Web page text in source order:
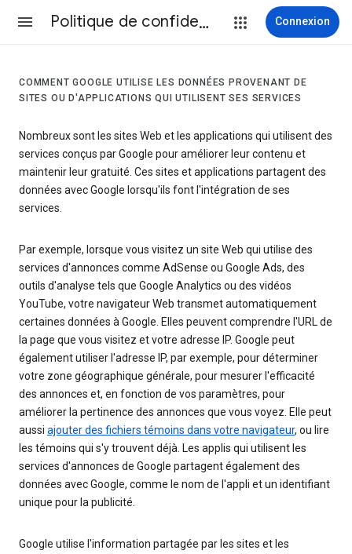
Politique de confidentialité et conditions d’utilisation Connexion
COMMENT GOOGLE UTILISE LES DONNÉES PROVENANT DE
SITES OU D'APPLICATIONS QUI UTILISENT SES SERVICES
Nombreux sont les sites Web et les applications qui utilisent des
services conçus par Google pour améliorer leur contenu et
maintenir leur gratuité. Ces sites et applications partagent des
données avec Google lorsqu'ils font l'intégration de ses
services.
Par exemple, lorsque vous visitez un site Web qui utilise des
services d'annonces comme AdSense ou Google Ads, des
outils d'analyse tels que Google Analytics ou des vidéos
YouTube, votre navigateur Web transmet automatiquement
certaines données à Google. Elles peuvent comprendre l'URL de
la page que vous visitez et votre adresse IP. Google peut
également utiliser l'adresse IP, par exemple, pour déterminer
votre zone géographique générale, pour mesurer l'efficacité
des annonces et, en fonction de vos paramètres, pour
améliorer la pertinence des annonces que vous voyez. Elle peut
aussi ajouter des fichiers témoins dans votre navigateur, ou lire
les témoins qui s'y trouvent déjà. Les applis qui utilisent les
services d'annonces de Google partagent également des
données avec Google, comme le nom de l'appli et un identifiant
unique pour la publicité.
Google utilise l'information partagée par les sites et les